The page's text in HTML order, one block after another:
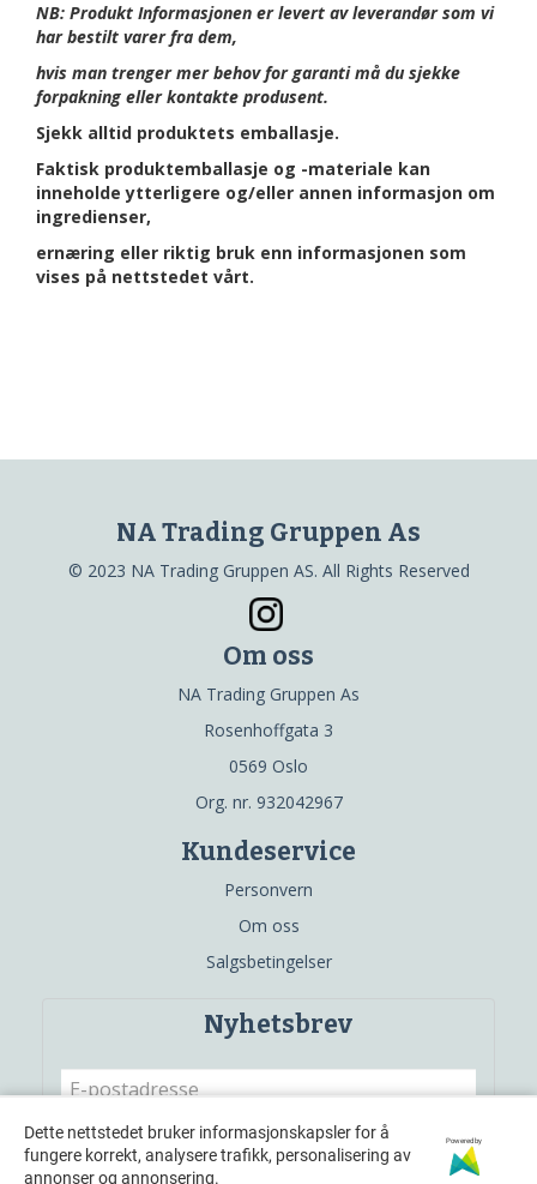
NB: Produkt Informasjonen er levert av leverandør som vi
har bestilt varer fra dem,
hvis man trenger mer behov for garanti må du sjekke
forpakning eller kontakte produsent.
Sjekk alltid produktets emballasje.
Faktisk produktemballasje og -materiale kan
inneholde ytterligere og/eller annen informasjon om
ingredienser,
ernæring eller riktig bruk enn informasjonen som
vises på nettstedet vårt.
NA Trading Gruppen As
© 2023 NA Trading Gruppen AS. All Rights Reserved
Om oss
NA Trading Gruppen As
Rosenhoffgata 3
0569 Oslo
Org. nr. 932042967
Kundeservice
Personvern
Om oss
Salgsbetingelser
Nyhetsbrev
Meld meg på
Dette nettstedet bruker informasjonskapsler for å
fungere korrekt, analysere trafikk, personalisering av
annonser og annonsering.
Powered by